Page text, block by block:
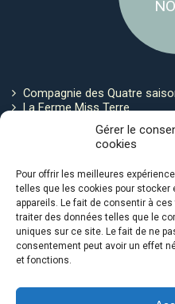
Gérer le
cookies
Pour offrir les meilleures
telles que les cookies pour
appareils. Le fait de consentir à
traiter des données telles que le
uniques sur ce site. Le fait de ne
consentement peut avoir un effet
et fonctions.
Compagnie des Quatre
La Ferme Miss Terre
Politique de cookies
Avec le soutien de :